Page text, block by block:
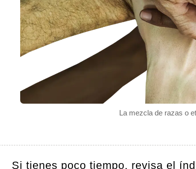
La mezcla de razas o
Si tienes poco tiempo, revisa el